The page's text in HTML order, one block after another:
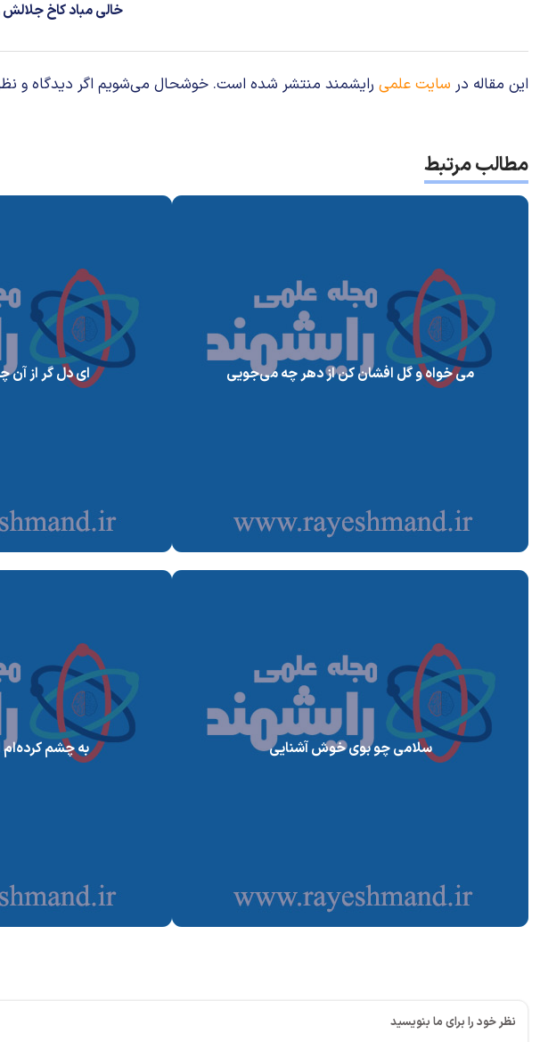
خالی مباد کاخ
این مقاله در سایت علمی رایشمند منتشر شده است. خوشحال می‌شویم اگر دیدگاه و نظر
مطالب مرتبط
می خواه و گل افشان کن از دهر چه می‌جویی ای دل گر از آن
سلامی چو بوی خوش آشنایی به چشم کرده‌ام
نظر خود را برای ما بنویسید